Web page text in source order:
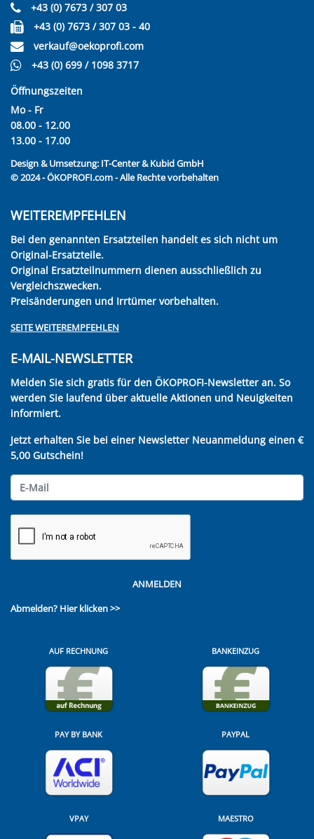
+43 (0) 7673 / 307 03
+43 (0) 7673 / 307 03 - 40
verkauf@oekoprofi.com
+43 (0) 699 / 1098 3717
Öffnungszeiten
Mo - Fr
08.00 - 12.00
13.00 - 17.00
Design & Umsetzung: IT-Center & Kubid GmbH
© 2024 - ÖKOPROFI.com - Alle Rechte vorbehalten
WEITEREMPFEHLEN
Bei den genannten Ersatzteilen handelt es sich nicht um
Original-Ersatzteile.
Original Ersatzteilnummern dienen ausschließlich zu
Vergleichszwecken.
Preisänderungen und Irrtümer vorbehalten.
SEITE WEITEREMPFEHLEN
E-MAIL-NEWSLETTER
Melden Sie sich gratis für den ÖKOPROFI-Newsletter an. So
werden Sie laufend über aktuelle Aktionen und Neuigkeiten
informiert.
Jetzt erhalten Sie bei einer Newsletter Neuanmeldung einen €
5,00 Gutschein!
ANMELDEN
Abmelden? Hier klicken >>
AUF RECHNUNG BANKEINZUG
PAY BY BANK PAYPAL
VPAY MAESTRO